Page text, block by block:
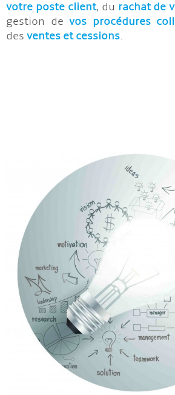
votre poste client, du rachat de
gestion de vos procédures
des ventes et cessions.